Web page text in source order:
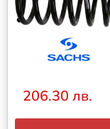
206.30 лв.